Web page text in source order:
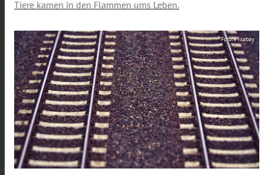
Tiere kamen in den Flammen ums Leben.
Foto: Pixabay